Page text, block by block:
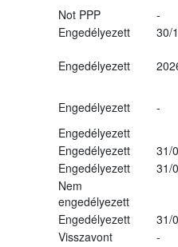
Not PPP
-
Engedélyezett
30/
Engedélyezett
Engedélyezett
-
Engedélyezett
Engedélyezett
31/
Engedélyezett
31/
Nem
engedélyezett
Engedélyezett
31/
Visszavont
-